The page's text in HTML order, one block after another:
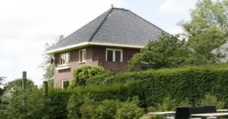
Belgien
Luxemburg
Frankreich